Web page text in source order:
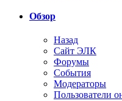
Обзор
Назад
Сайт ЭЛК
Форумы
События
Модераторы
Пользователи